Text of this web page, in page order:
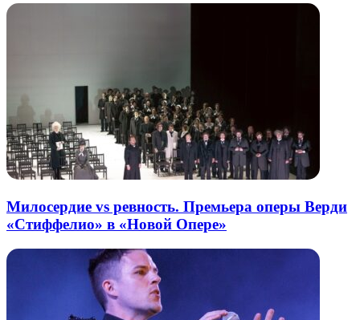
Милосердие vs ревность. Премьера оперы Верди
«Стиффелио» в «Новой Опере»